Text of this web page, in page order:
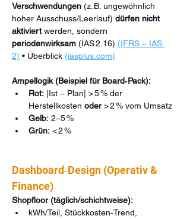
Verschwendungen (z. B. ungewöhnlich
hoher Ausschuss/Leerlauf) dürfen nicht
aktiviert werden, sondern
periodenwirksam (IAS 2.16). (IFRS – IAS
2) • Überblick (iasplus.com)
Ampellogik (Beispiel für Board‑Pack):
Rot: |Ist − Plan| > 5 % der
Herstellkosten oder > 2 % vom Umsatz
Gelb: 2–5 %
Grün: < 2 %
Dashboard‑Design (Operativ &
Finance)
Shopfloor (täglich/schichtweise):
kWh/Teil, Stückkosten‑Trend,